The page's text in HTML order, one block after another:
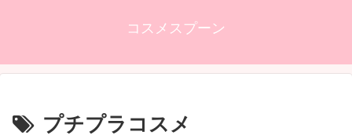
コスメスプーン
プチプラコスメ